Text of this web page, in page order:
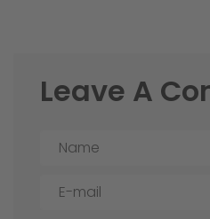
Leave A